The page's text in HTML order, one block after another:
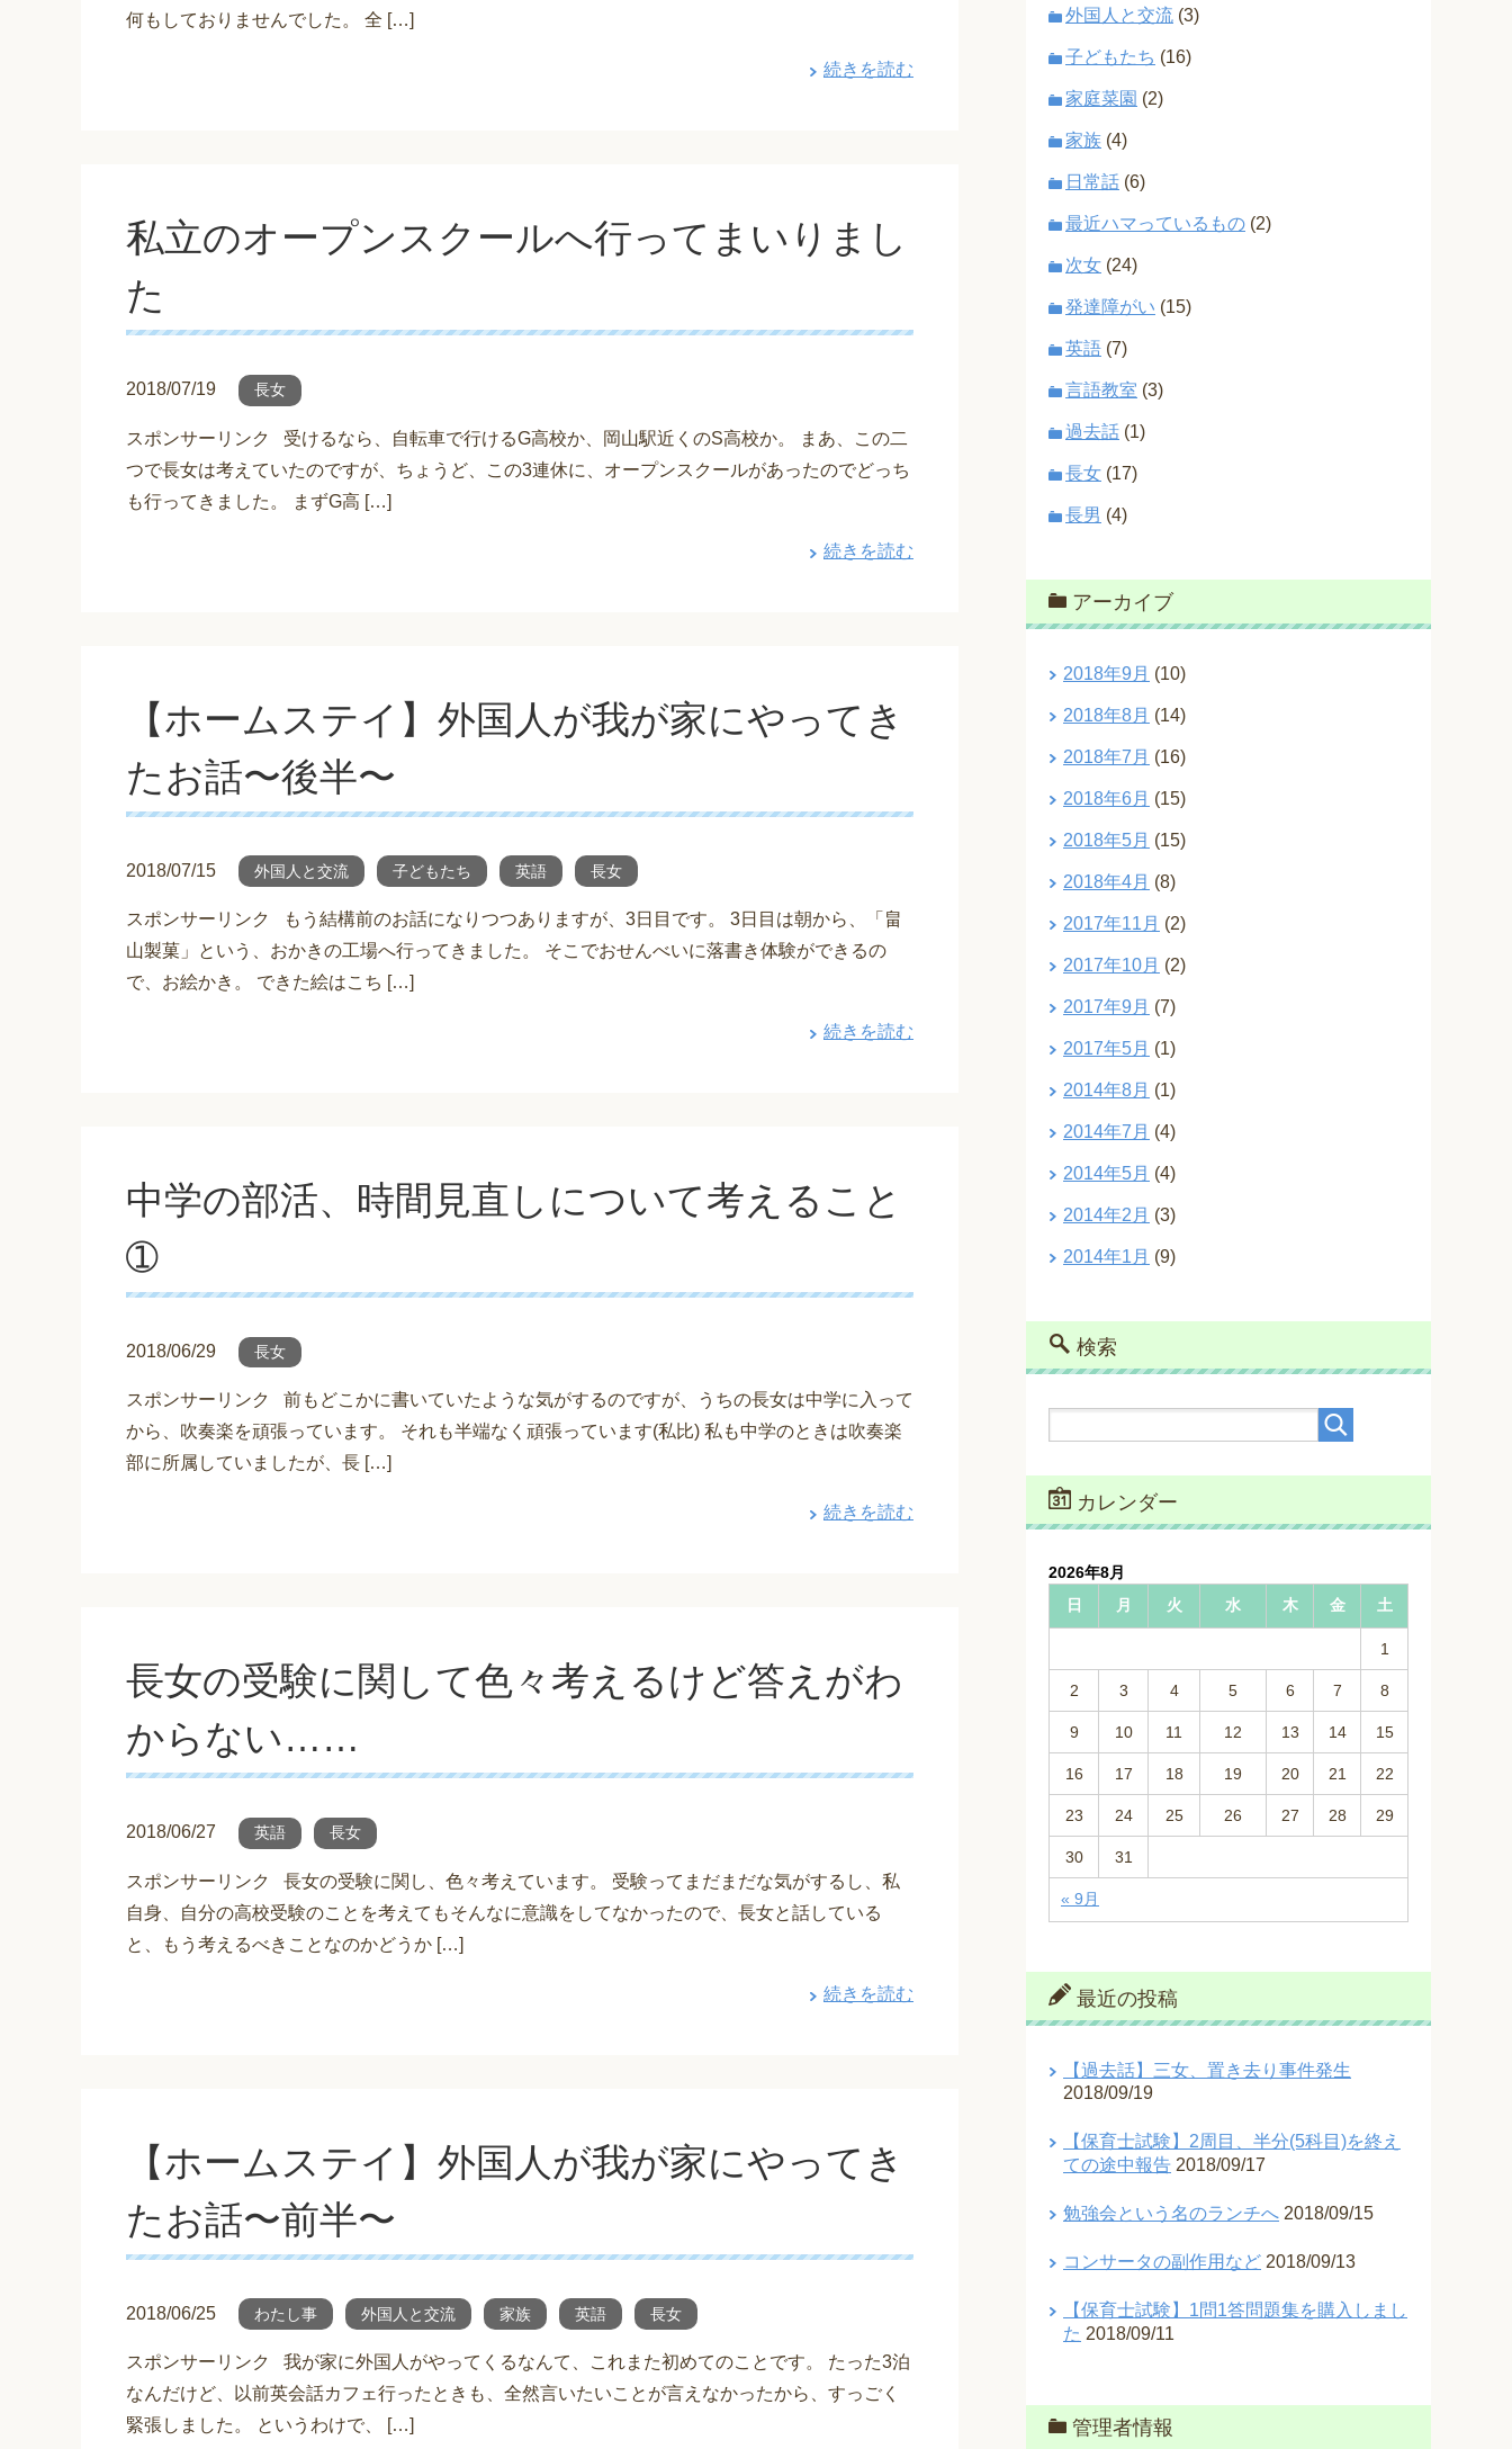
何もしておりませんでした。 全 […]
続きを読む
私立のオープンスクールへ行ってまいりまし
た
2018/07/19 長女
スポンサーリンク 受けるなら、自転車で行けるG高校か、岡山駅近くのS高校か。 まあ、この二
つで長女は考えていたのですが、ちょうど、この3連休に、オープンスクールがあったのでどっち
も行ってきました。 まずG高 […]
続きを読む
【ホームステイ】外国人が我が家にやってき
たお話〜後半〜
2018/07/15 外国人と交流 子どもたち 英語 長女
スポンサーリンク もう結構前のお話になりつつありますが、3日目です。 3日目は朝から、「畠
山製菓」という、おかきの工場へ行ってきました。 そこでおせんべいに落書き体験ができるの
で、お絵かき。 できた絵はこち […]
続きを読む
中学の部活、時間見直しについて考えること
➀
2018/06/29 長女
スポンサーリンク 前もどこかに書いていたような気がするのですが、うちの長女は中学に入って
から、吹奏楽を頑張っています。 それも半端なく頑張っています(私比) 私も中学のときは吹奏楽
部に所属していましたが、長 […]
続きを読む
長女の受験に関して色々考えるけど答えがわ
からない……
2018/06/27 英語 長女
スポンサーリンク 長女の受験に関し、色々考えています。 受験ってまだまだな気がするし、私
自身、自分の高校受験のことを考えてもそんなに意識をしてなかったので、長女と話している
と、もう考えるべきことなのかどうか […]
続きを読む
【ホームステイ】外国人が我が家にやってき
たお話〜前半〜
2018/06/25 わたし事 外国人と交流 家族 英語 長女
スポンサーリンク 我が家に外国人がやってくるなんて、これまた初めてのことです。 たった3泊
なんだけど、以前英会話カフェ行ったときも、全然言いたいことが言えなかったから、すっごく
緊張しました。 というわけで、 […]
外国人と交流 (3)
子どもたち (16)
家庭菜園 (2)
家族 (4)
日常話 (6)
最近ハマっているもの (2)
次女 (24)
発達障がい (15)
英語 (7)
言語教室 (3)
過去話 (1)
長女 (17)
長男 (4)
アーカイブ
2018年9月 (10)
2018年8月 (14)
2018年7月 (16)
2018年6月 (15)
2018年5月 (15)
2018年4月 (8)
2017年11月 (2)
2017年10月 (2)
2017年9月 (7)
2017年5月 (1)
2014年8月 (1)
2014年7月 (4)
2014年5月 (4)
2014年2月 (3)
2014年1月 (9)
検索
カレンダー
2026年8月
日
月 火 水 木 金 土
« 9月
1
2 3 4 5 6 7 8
9 10 11 12 13 14 15
16 17 18 19 20 21 22
23 24 25 26 27 28 29
30 31
最近の投稿
【過去話】三女、置き去り事件発生
2018/09/19
【保育士試験】2周目、半分(5科目)を終え
ての途中報告 2018/09/17
勉強会という名のランチへ 2018/09/15
コンサータの副作用など 2018/09/13
【保育士試験】1問1答問題集を購入しまし
た 2018/09/11
管理者情報